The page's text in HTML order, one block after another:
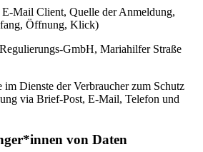
Mail Client, Quelle der Anmeldung,
Öffnung, Klick)
GmbH, Mariahilfer Straße
Dienste der Verbraucher zum Schutz
via Brief-Post, E-Mail, Telefon und
von Daten